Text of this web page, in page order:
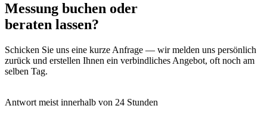
Messung buchen oder
beraten lassen?
Schicken Sie uns eine kurze Anfrage — wir melden uns persönlich
zurück und erstellen Ihnen ein verbindliches Angebot, oft noch am
selben Tag.
Antwort meist innerhalb von 24 Stunden